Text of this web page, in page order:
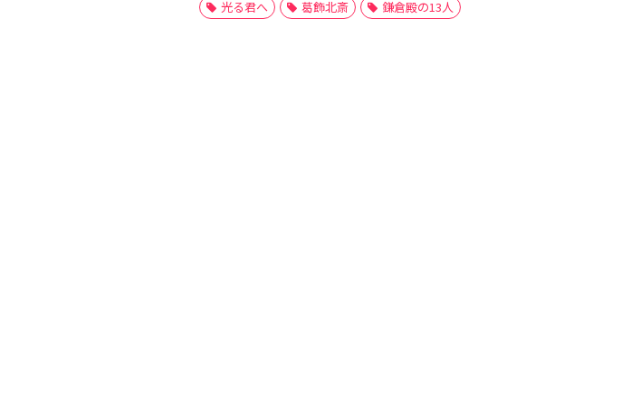
光る君へ 葛飾北斎 鎌倉殿の13人